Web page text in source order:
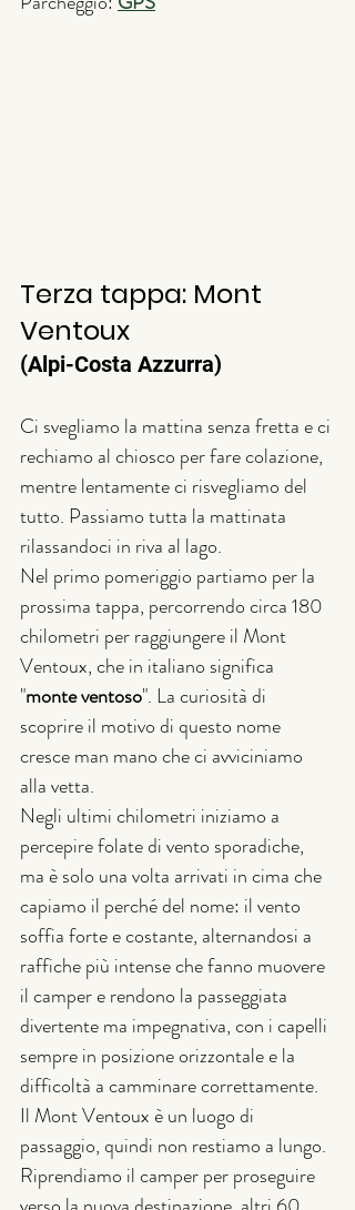
Terza tappa: Mont
Ventoux
(Alpi-Costa Azzurra)
Ci svegliamo la mattina senza fretta e ci
rechiamo al chiosco per fare colazione,
mentre lentamente ci risvegliamo del
tutto. Passiamo tutta la mattinata
rilassandoci in riva al lago.
Nel primo pomeriggio partiamo per la
prossima tappa, percorrendo circa 180
chilometri per raggiungere il Mont
Ventoux, che in italiano significa
"monte ventoso". La curiosità di
scoprire il motivo di questo nome
cresce man mano che ci avviciniamo
alla vetta.
Negli ultimi chilometri iniziamo a
percepire folate di vento sporadiche,
ma è solo una volta arrivati in cima che
capiamo il perché del nome: il vento
soffia forte e costante, alternandosi a
raffiche più intense che fanno muovere
il camper e rendono la passeggiata
divertente ma impegnativa, con i capelli
sempre in posizione orizzontale e la
difficoltà a camminare correttamente.
Il Mont Ventoux è un luogo di
passaggio, quindi non restiamo a lungo.
Riprendiamo il camper per proseguire